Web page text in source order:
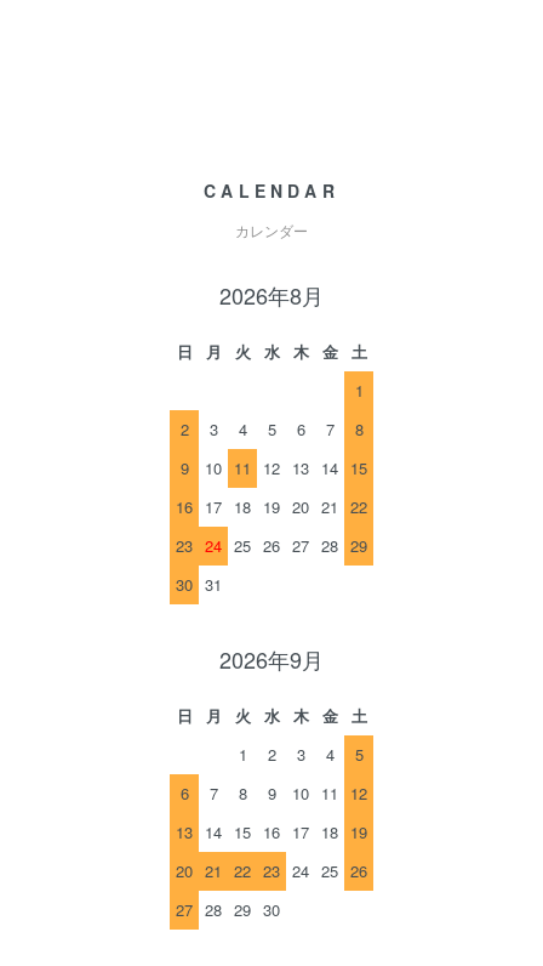
CALENDAR
カレンダー
2026年8月
日 月 火 水 木 金
土
1
2
3 4 5 6 7
8
9
10 11 12 13 14 15
16 17 18 19 20 21
22
23 24 25 26 27 28 29
30 31
2026年9月
日 月 火 水 木 金
土
1
2 3 4
5
6
7 8 9 10 11
12
13 14 15 16 17 18 19
20 21 22 23 24 25 26
27 28 29 30